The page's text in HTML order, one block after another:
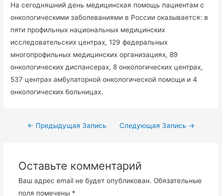
На сегодняшний день медицинская помощь пациентам с
онкологическими заболеваниями в России оказывается: в
пяти профильных национальных медицинских
исследовательских центрах, 129 федеральных
многопрофильных медицинских организациях, 89
онкологических диспансерах, 8 онкологических центрах,
537 центрах амбулаторной онкологической помощи и 4
онкологических больницах.
← Предыдущая Запись Следующая Запись →
Оставьте комментарий
Ваш адрес email не будет опубликован. Обязательные
поля помечены *